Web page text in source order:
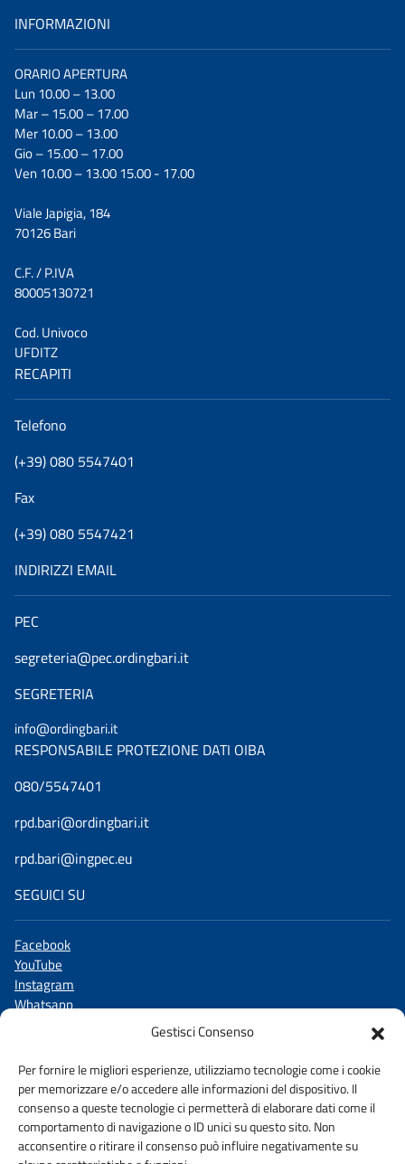
Gestisci Consenso
Per fornire le migliori esperienze, utilizziamo tecnologie come i cookie
per memorizzare e/o accedere alle informazioni del dispositivo. Il
consenso a queste tecnologie ci permetterà di elaborare dati come il
comportamento di navigazione o ID unici su questo sito. Non
acconsentire o ritirare il consenso può influire negativamente su
INFORMAZIONI
ORARIO APERTURA
Lun 10.00 – 13.00
Mar – 15.00 – 17.00
Mer 10.00 – 13.00
Gio – 15.00 – 17.00
Ven 10.00 – 13.00 15.00 - 17.00
Viale Japigia, 184
70126 Bari
C.F. / P.IVA
80005130721
Cod. Univoco
UFDITZ
RECAPITI
Telefono
(+39) 080 5547401
Fax
(+39) 080 5547421
INDIRIZZI EMAIL
PEC
segreteria@pec.ordingbari.it
SEGRETERIA
info@ordingbari.it
RESPONSABILE PROTEZIONE DATI OIBA
080/5547401
rpd.bari@ordingbari.it
rpd.bari@ingpec.eu
SEGUICI SU
Facebook
YouTube
Instagram
Whatsapp
TikTok
WHISTLEBLOWING